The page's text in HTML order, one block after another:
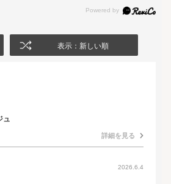
表示：新しい順
ュ
詳細を見る
2026.6.4